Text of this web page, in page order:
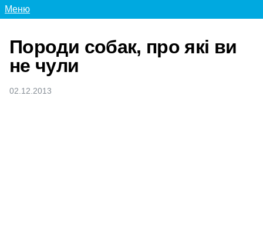
Меню
Породи собак, про які ви
не чули
02.12.2013